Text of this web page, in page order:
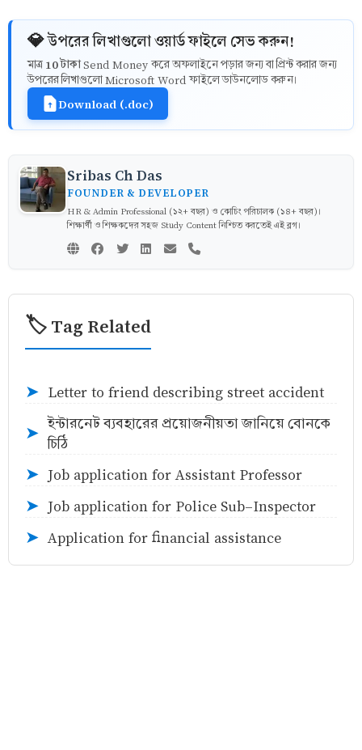
💎 উপরের লিখাগুলো ওয়ার্ড ফাইলে সেভ করুন!
মাত্র 10 টাকাSend Money করে অফলাইনে পড়ার জন্য বা প্রিন্ট করার জন্য
উপরের লিখাগুলো Microsoft Word ফাইলে ডাউনলোড করুন।
Download (.doc)
Sribas Ch Das
FOUNDER & DEVELOPER
HR & Admin Professional (১২+ বছর) ও কোচিং পরিচালক (১৪+ বছর)।
শিক্ষার্থী ও শিক্ষকদের সহজ Study Content নিশ্চিত করতেই এই ব্লগ।
🏷️ Tag Related
➤ Letter to friend describing street accident
➤
ইন্টারনেট ব্যবহারের প্রয়োজনীয়তা জানিয়ে বোনকে
চিঠি
➤ Job application for Assistant Professor
➤ Job application for Police Sub-Inspector
➤ Application for financial assistance